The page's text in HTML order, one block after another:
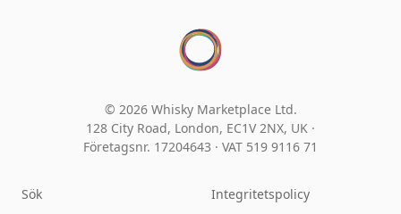
© 2026 Whisky Marketplace Ltd.
128 City Road, London, EC1V 2NX, UK ·
Företagsnr. 17204643 · VAT 519 9116 71
Sök Integritetspolicy